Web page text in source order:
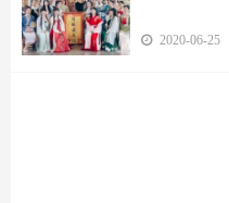
2020-06-25